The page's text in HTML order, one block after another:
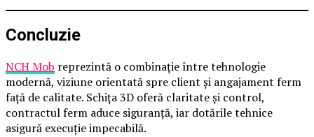
Concluzie
NCH Mob reprezintă o combinație între tehnologie
modernă, viziune orientată spre client și angajament ferm
față de calitate. Schița 3D oferă claritate și control,
contractul ferm aduce siguranță, iar dotările tehnice
asigură execuție impecabilă.